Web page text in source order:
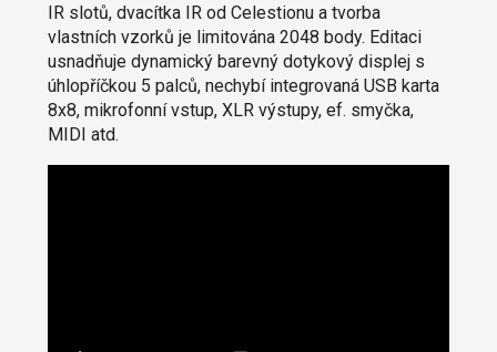
IR slotů, dvacítka IR od Celestionu a tvorba
vlastních vzorků je limitována 2048 body. Editaci
usnadňuje dynamický barevný dotykový displej s
úhlopříčkou 5 palců, nechybí integrovaná USB karta
8x8, mikrofonní vstup, XLR výstupy, ef. smyčka,
MIDI atd.